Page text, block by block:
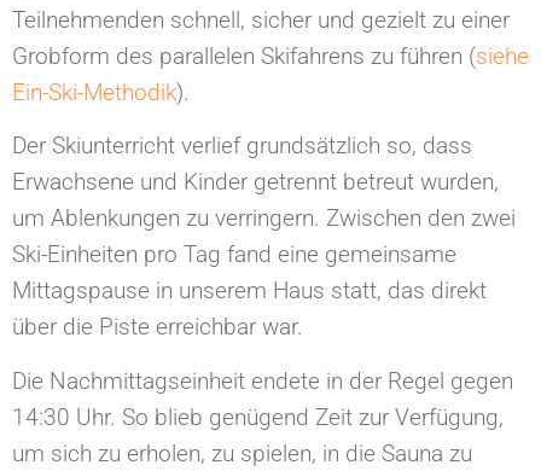
Teilnehmenden schnell, sicher und gezielt zu einer
Grobform des parallelen Skifahrens zu führen (siehe
Ein-Ski-Methodik).
Der Skiunterricht verlief grundsätzlich so, dass
Erwachsene und Kinder getrennt betreut wurden,
um Ablenkungen zu verringern. Zwischen den zwei
Ski-Einheiten pro Tag fand eine gemeinsame
Mittagspause in unserem Haus statt, das direkt
über die Piste erreichbar war.
Die Nachmittagseinheit endete in der Regel gegen
14:30 Uhr. So blieb genügend Zeit zur Verfügung,
um sich zu erholen, zu spielen, in die Sauna zu